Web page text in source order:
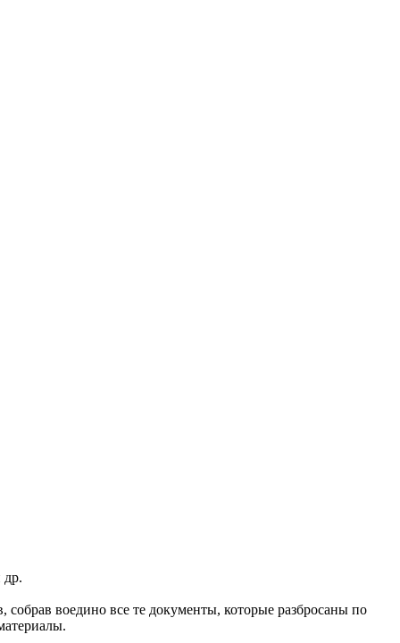
др.
воедино все те документы, которые разбросаны по